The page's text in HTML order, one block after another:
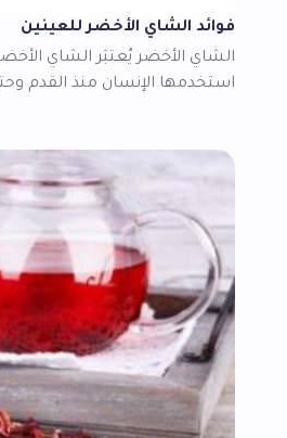
فوائد الشاي الأخضر للعينين
الشاي الأخضر يُعتبَر الشاي
استخدمها الإنسان منذ القدم